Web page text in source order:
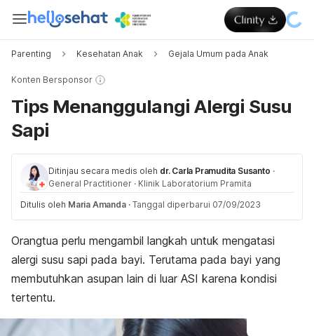
Parenting Kesehatan Anak Gejala Umum pada Anak
Konten Bersponsor
Tips Menanggulangi Alergi Susu
Sapi
Ditinjau secara medis oleh dr. Carla Pramudita Susanto ·
General Practitioner · Klinik Laboratorium Pramita
Ditulis oleh Maria Amanda · Tanggal diperbarui 07/09/2023
Orangtua perlu mengambil langkah untuk mengatasi
alergi susu sapi pada bayi. Terutama pada bayi yang
membutuhkan asupan lain di luar ASI karena kondisi
tertentu.